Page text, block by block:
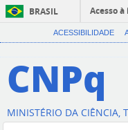
BRASIL
Acesso
ACESSIBILIDADE
CNPq
MINISTÉRIO DA CIÊNCIA,